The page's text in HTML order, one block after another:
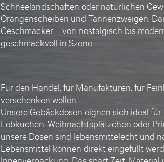
Schneelandschaften oder natürlichen
Orangenscheiben und Tannenzweigen.
Geschmäcker – von nostalgisch bis
geschmackvoll in Szene.
Für den Handel, für Manufakturen, für
verschenken wollen.
UnsereGebäckdosen eignen sich ideal
Lebkuchen, Weihnachtsplätzchen oder
unsere Dosen sind lebensmittelecht und
Lebensmittel können direkt eingefüllt